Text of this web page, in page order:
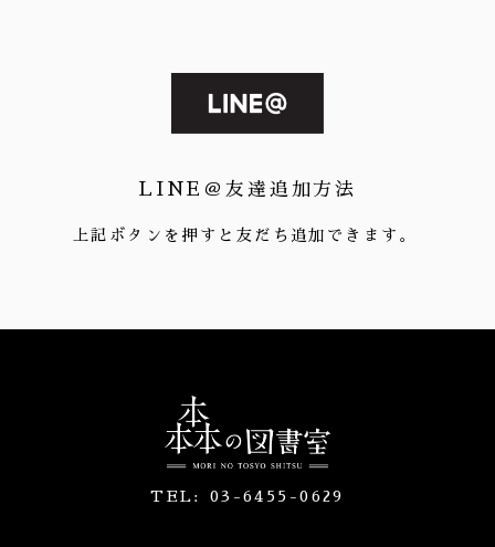
LINE＠友達追加方法
上記ボタンを押すと友だち追加できます。
TEL: 03-6455-0629